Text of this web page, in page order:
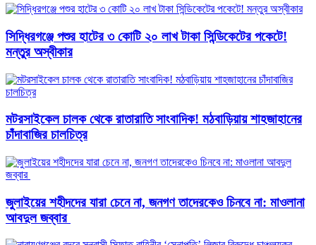
সিদ্ধিরগঞ্জে পশুর হাটের ৩ কোটি ২০ লাখ টাকা সিন্ডিকেটের পকেটে!
মন্তুর অস্বীকার
মটরসাইকেল চালক থেকে রাতারাতি সাংবাদিক! মঠবাড়িয়ায় শাহজাহানের
চাঁদাবাজির চালচিত্র
জুলাইয়ের শহীদদের যারা চেনে না, জনগণ তাদেরকেও চিনবে না: মাওলানা
আবদুল জব্বার ​